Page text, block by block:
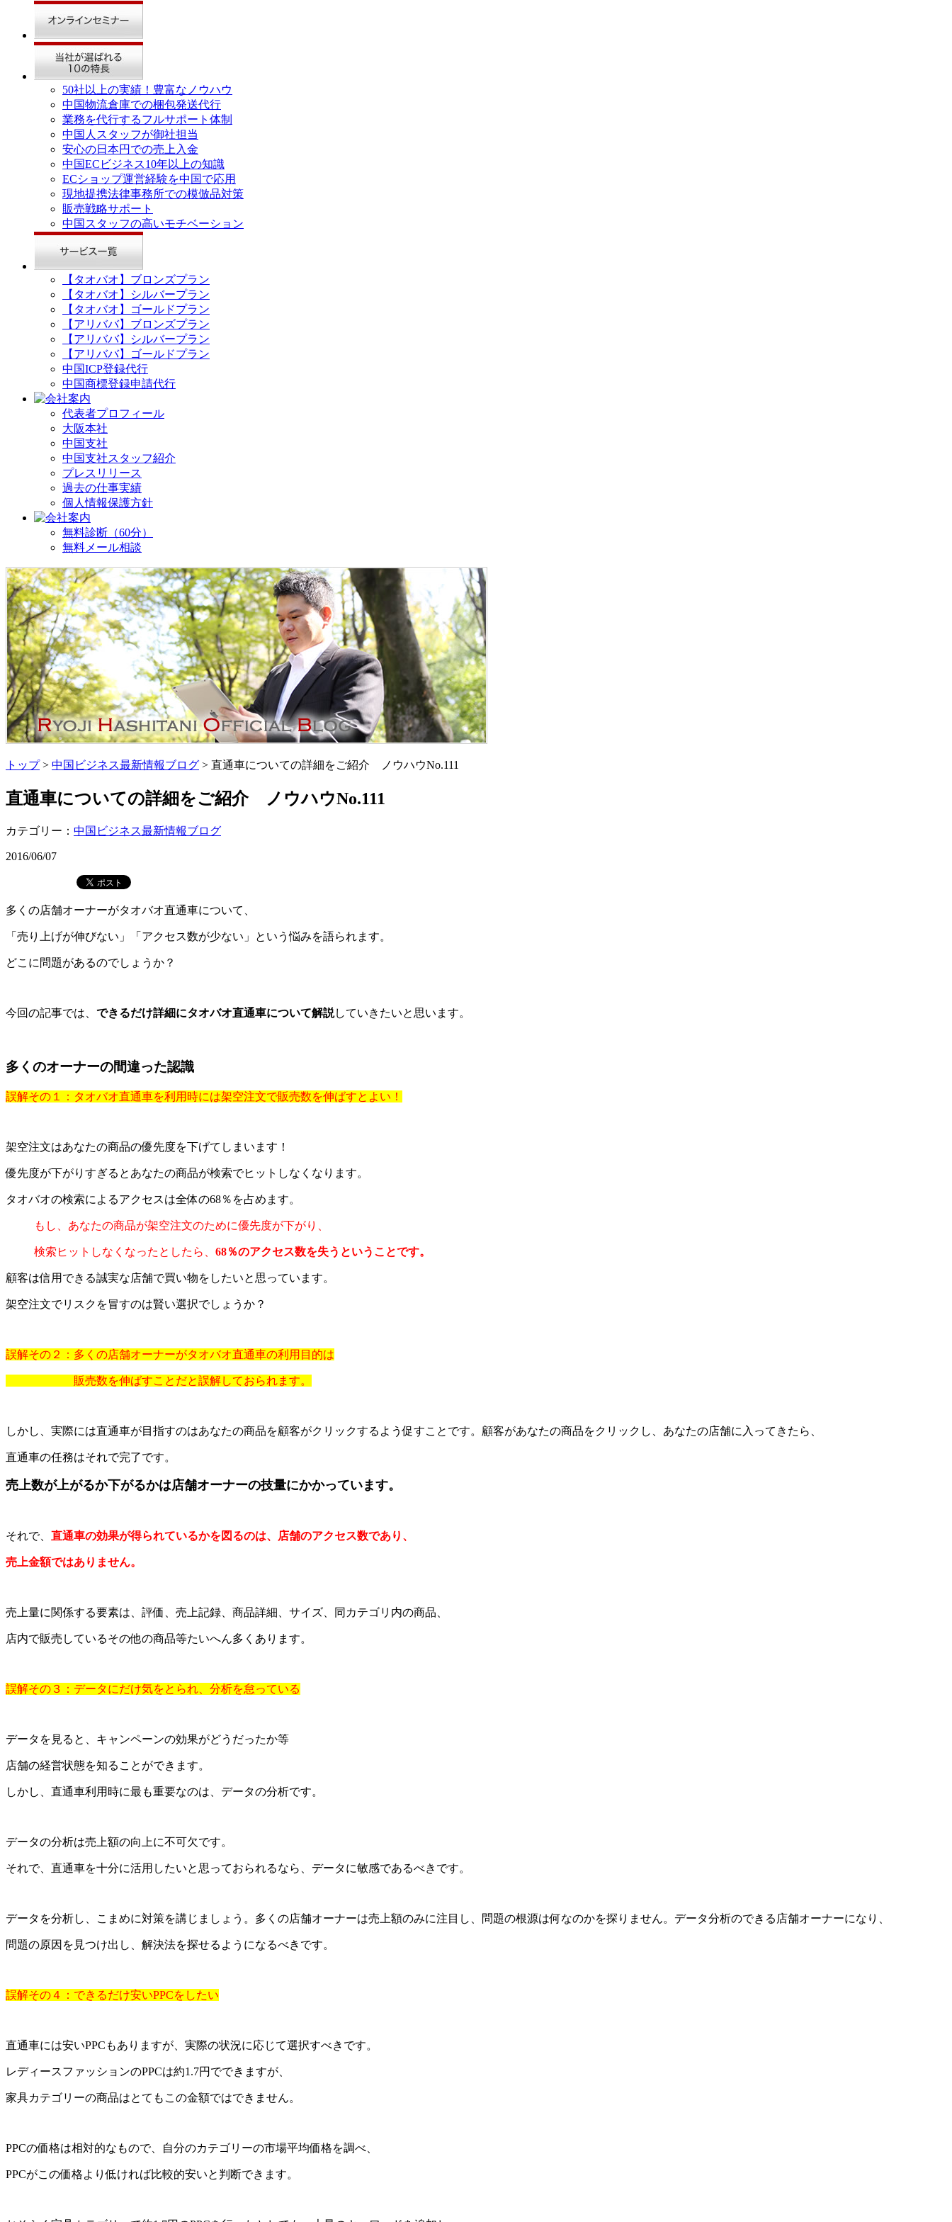
50社以上の実績！豊富なノウハウ
中国物流倉庫での梱包発送代行
業務を代行するフルサポート体制
中国人スタッフが御社担当
安心の日本円での売上入金
中国ECビジネス10年以上の知識
ECショップ運営経験を中国で応用
現地提携法律事務所での模倣品対策
販売戦略サポート
中国スタッフの高いモチベーション
【タオバオ】ブロンズプラン
【タオバオ】シルバープラン
【タオバオ】ゴールドプラン
【アリババ】ブロンズプラン
【アリババ】シルバープラン
【アリババ】ゴールドプラン
中国ICP登録代行
中国商標登録申請代行
代表者プロフィール
大阪本社
中国支社
中国支社スタッフ紹介
プレスリリース
過去の仕事実績
個人情報保護方針
無料診断（60分）
無料メール相談
トップ> 中国ビジネス最新情報ブログ > 直通車についての詳細をご紹介 ノウハウNo.111
直通車についての詳細をご紹介 ノウハウNo.111
カテゴリー： 中国ビジネス最新情報ブログ
2016/06/07
多くの店舗オーナーがタオバオ直通車について、
「売り上げが伸びない」「アクセス数が少ない」という悩みを語られます。
どこに問題があるのでしょうか？
今回の記事では、 できるだけ詳細にタオバオ直通車について解説していきたいと思います。
多くのオーナーの間違った認識
誤解その１：タオバオ直通車を利用時には架空注文で販売数を伸ばすとよい！
架空注文はあなたの商品の優先度を下げてしまいます！
優先度が下がりすぎるとあなたの商品が検索でヒットしなくなります。
タオバオの検索によるアクセスは全体の68％を占めます。
もし、あなたの商品が架空注文のために優先度が下がり、
検索ヒットしなくなったとしたら、 68％のアクセス数を失うということです。
顧客は信用できる誠実な店舗で買い物をしたいと思っています。
架空注文でリスクを冒すのは賢い選択でしょうか？
誤解その２：多くの店舗オーナーがタオバオ直通車の利用目的は
販売数を伸ばすことだと誤解しておられます。
しかし、実際には直通車が目指すのはあなたの商品を顧客がクリックするよう促すことです。顧客があなたの商品をクリックし、あなたの店舗に入ってきたら、
直通車の任務はそれで完了です。
売上数が上がるか下がるかは店舗オーナーの技量にかかっています。
それで、 直通車の効果が得られているかを図るのは、店舗のアクセス数であり、
売上金額ではありません。
売上量に関係する要素は、評価、売上記録、商品詳細、サイズ、同カテゴリ内の商品、
店内で販売しているその他の商品等たいへん多くあります。
誤解その３：データにだけ気をとられ、分析を怠っている
データを見ると、キャンペーンの効果がどうだったか等
店舗の経営状態を知ることができます。
しかし、直通車利用時に最も重要なのは、データの分析です。
データの分析は売上額の向上に不可欠です。
それで、直通車を十分に活用したいと思っておられるなら、データに敏感であるべきです。
データを分析し、こまめに対策を講じましょう。多くの店舗オーナーは売上額のみに注目し、問題の根源は何なのかを探りません。データ分析のできる店舗オーナーになり、
問題の原因を見つけ出し、解決法を探せるようになるべきです。
誤解その４：できるだけ安いPPCをしたい
直通車には安いPPCもありますが、実際の状況に応じて選択すべきです。
レディースファッションのPPCは約1.7円でできますが、
家具カテゴリーの商品はとてもこの金額ではできません。
PPCの価格は相対的なもので、自分のカテゴリーの市場平均価格を調べ、
PPCがこの価格より低ければ比較的安いと判断できます。